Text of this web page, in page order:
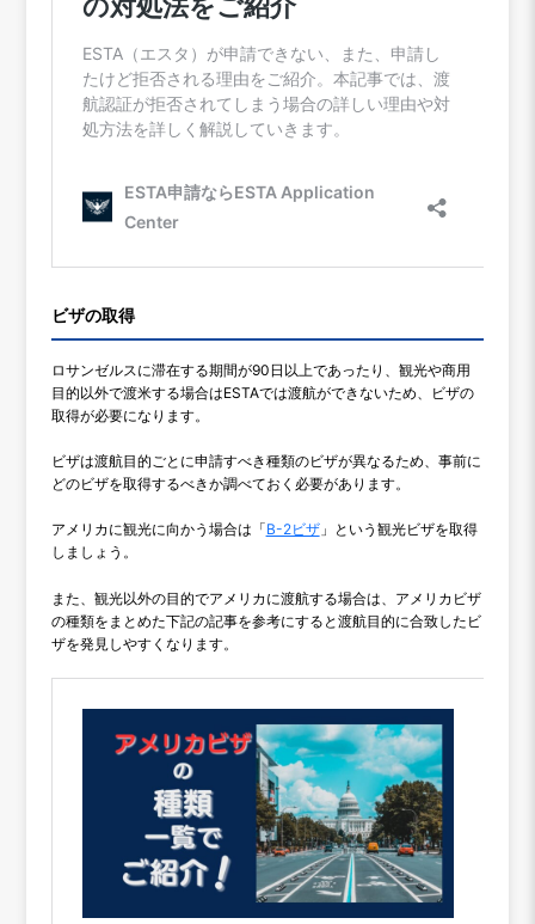
ビザの取得
ロサンゼルスに滞在する期間が90日以上であったり、観光や商用
目的以外で渡米する場合はESTAでは渡航ができないため、ビザの
取得が必要になります。
ビザは渡航目的ごとに申請すべき種類のビザが異なるため、事前に
どのビザを取得するべきか調べておく必要があります。
アメリカに観光に向かう場合は「B-2ビザ」という観光ビザを取得
しましょう。
また、観光以外の目的でアメリカに渡航する場合は、アメリカビザ
の種類をまとめた下記の記事を参考にすると渡航目的に合致したビ
ザを発見しやすくなります。